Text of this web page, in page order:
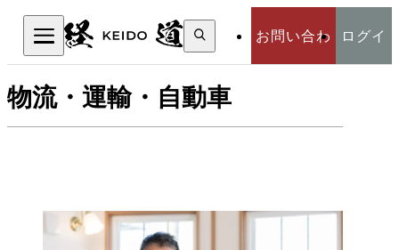
お問い合わ ログイ
検
索:
検索
物流・運輸・自動車